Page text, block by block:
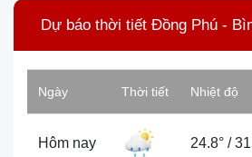
Dự báo thời tiết Đồng Phú -
Ngày Thời tiết Nhiệt độ
Hôm nay 24.8° /